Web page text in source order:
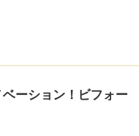
ーション！ビフォー